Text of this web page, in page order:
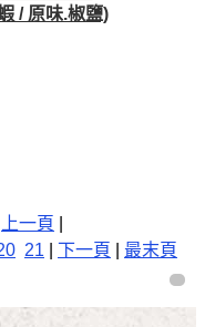
/ 原味.椒鹽)
上一頁
21 下一頁 最末頁